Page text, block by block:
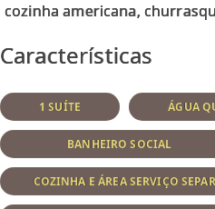
Características
1 SUÍTE ÁGUA
BANHEIRO SOCIAL
COZINHA E ÁREA SERVIÇO